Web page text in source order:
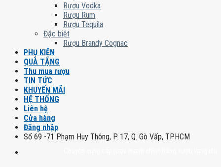
Rượu Vodka
Rượu Rum
Rượu Tequila
Đặc biệt
Rượu Brandy Cognac
PHỤ KIỆN
QUÀ TẶNG
Thu mua rượu
TIN TỨC
KHUYẾN MÃI
HỆ THỐNG
Liên hệ
Cửa hàng
Đăng nhập
Số 69 -71 Phạm Huy Thông, P. 17, Q. Gò Vấp, TPHCM